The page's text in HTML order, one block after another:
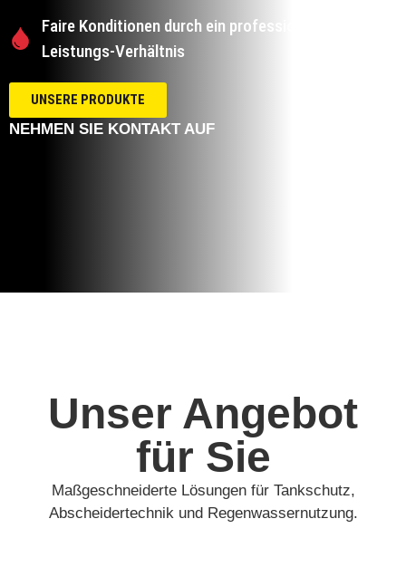
Faire Konditionen durch ein professionelles Preis-
Leistungs-Verhältnis
UNSERE PRODUKTE
NEHMEN SIE KONTAKT AUF
Unser Angebot
für Sie
Maßgeschneiderte Lösungen für Tankschutz,
Abscheidertechnik und Regenwassernutzung.